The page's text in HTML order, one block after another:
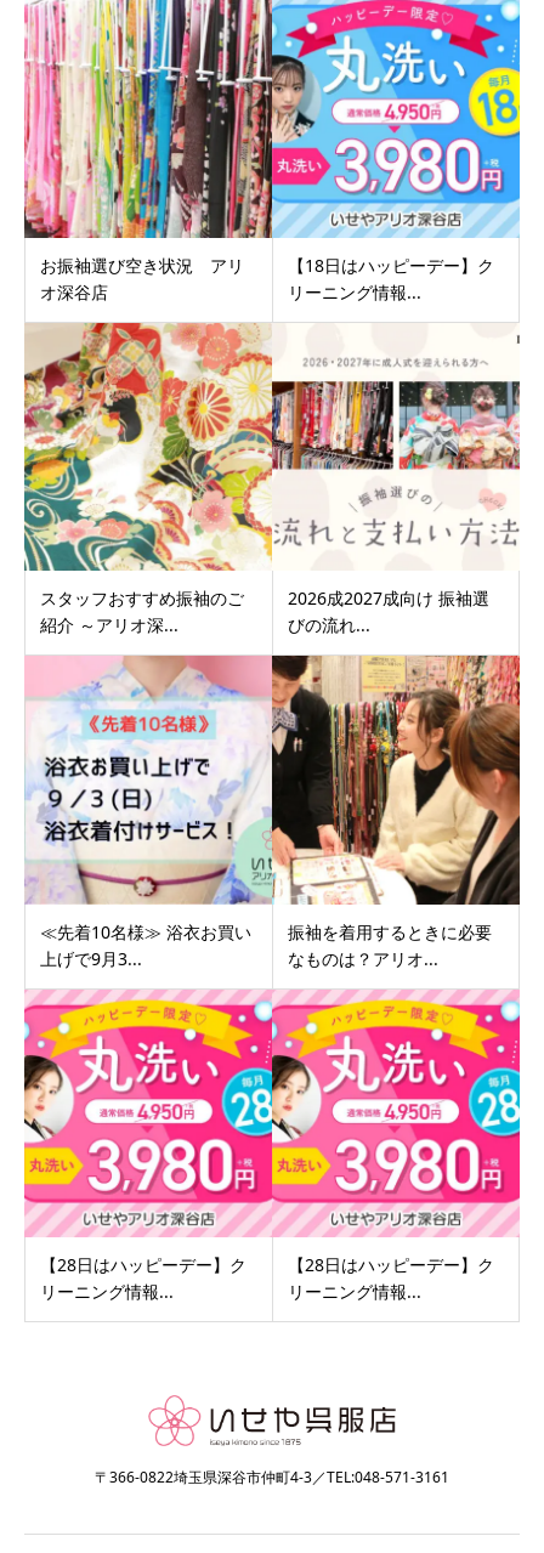
お振袖選び空き状況 アリ
オ深谷店
【18日はハッピーデー】ク
リーニング情報...
スタッフおすすめ振袖のご
紹介 ～アリオ深...
2026成2027成向け 振袖選
びの流れ...
≪先着10名様≫ 浴衣お買い
上げで9月3...
振袖を着用するときに必要
なものは？アリオ...
【28日はハッピーデー】ク
リーニング情報...
【28日はハッピーデー】ク
リーニング情報...
〒366-0822埼玉県深谷市仲町4-3／TEL:048-571-3161